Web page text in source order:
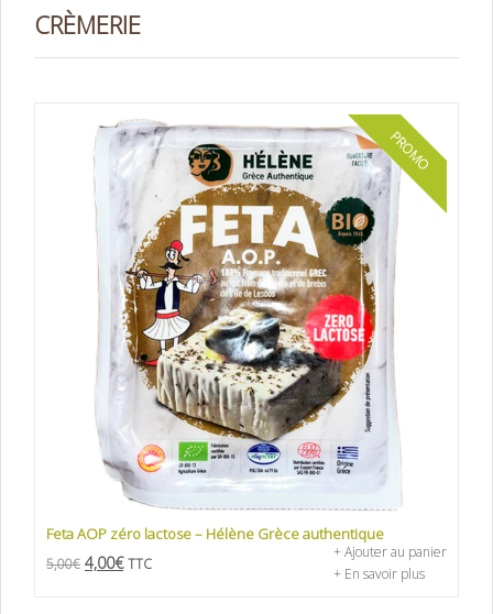
CRÈMERIE
PROMO
Feta AOP zéro lactose – Hélène Grèce authentique
5,00€ 4,00€ TTC
+ Ajouter au panier
+ En savoir plus